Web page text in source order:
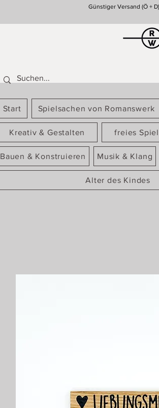
Günstiger Versand (Ö + D)
Start Spielsachen von Romanswerk
Kreativ & Gestalten freies
Bauen & Konstruieren Musik & Klang
Alter des Kindes